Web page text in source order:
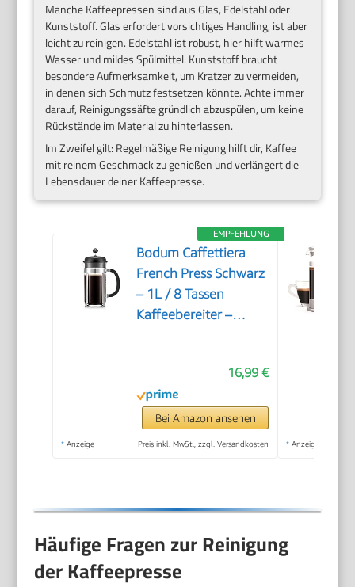
Manche Kaffeepressen sind aus Glas, Edelstahl oder
Kunststoff. Glas erfordert vorsichtiges Handling, ist aber
leicht zu reinigen. Edelstahl ist robust, hier hilft warmes
Wasser und mildes Spülmittel. Kunststoff braucht
besondere Aufmerksamkeit, um Kratzer zu vermeiden,
in denen sich Schmutz festsetzen könnte. Achte immer
darauf, Reinigungssäfte gründlich abzuspülen, um keine
Rückstände im Material zu hinterlassen.
Im Zweifel gilt: Regelmäßige Reinigung hilft dir, Kaffee
mit reinem Geschmack zu genießen und verlängert die
Lebensdauer deiner Kaffeepresse.
EMPFEHLUNG
Bodum Caffettiera
French Press Schwarz
– 1L / 8 Tassen
Kaffeebereiter –
spülmaschinenfest –
Hergestellt in
Portugal
16,99 €
Bei Amazon ansehen
* Anzeige Preis inkl. MwSt., zzgl. Versandkosten * Anzeige
Häufige Fragen zur Reinigung
der Kaffeepresse